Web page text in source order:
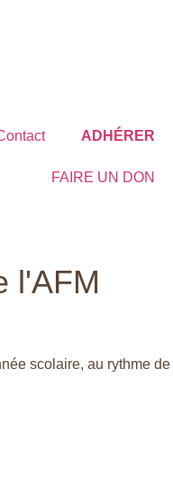
ADHÉRER
FAIRE UN DON
l'AFM
scolaire, au rythme de